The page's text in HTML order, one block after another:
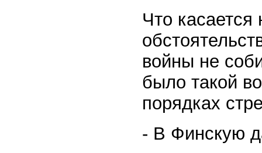
Что
войны не
было такой
порядках
- В Финскую